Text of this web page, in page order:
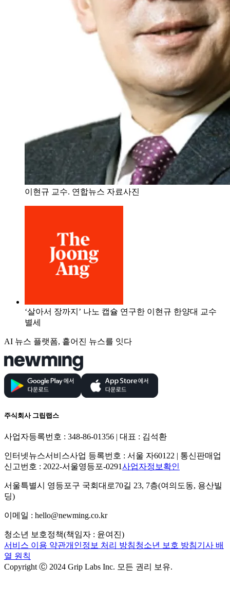
이현규 교수. 연합뉴스 자료사진
‘살아서 장까지’ 나노 캡슐 연구한 이현규 한양대 교수
별세
AI 뉴스 플랫폼, 흩어진 뉴스를 잇다
주식회사 그립랩스
사업자등록번호 : 348-86-01356 | 대표 : 김석환
인터넷뉴스서비스사업 등록번호 : 서울 자60122 | 통신판매업
신고번호 : 2022-서울영등포-0291사업자정보확인
서울특별시 영등포구 국회대로70길 23, 7층(여의도동, 용산빌
딩)
이메일 : hello@newming.co.kr
청소년 보호정책(책임자 : 윤여진)
서비스 이용 약관개인정보 처리 방침청소년 보호 방침기사 배
열 원칙
Copyright Ⓒ 2024 Grip Labs Inc. 모든 권리 보유.